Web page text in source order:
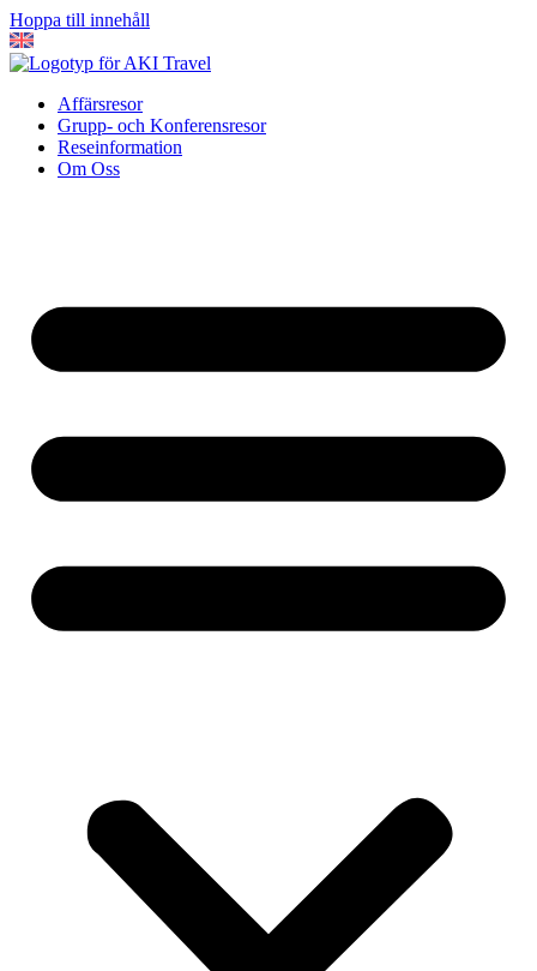
Hoppa till innehåll
Affärsresor
Grupp- och Konferensresor
Reseinformation
Om Oss